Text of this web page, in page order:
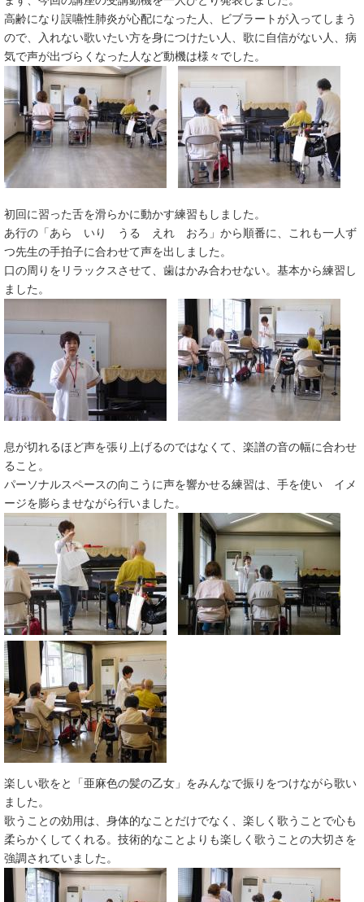
高齢になり誤嚥性肺炎が心配になった人、ビブラートが入ってしまう
ので、入れない歌いたい方を身につけたい人、歌に自信がない人、病
気で声が出づらくなった人など動機は様々でした。
初回に習った舌を滑らかに動かす練習もしました。
あ行の「あら いり うる えれ おろ」から順番に、これも一人ず
つ先生の手拍子に合わせて声を出しました。
口の周りをリラックスさせて、歯はかみ合わせない。基本から練習し
ました。
息が切れるほど声を張り上げるのではなくて、楽譜の音の幅に合わせ
ること。
パーソナルスペースの向こうに声を響かせる練習は、手を使い イメ
ージを膨らませながら行いました。
楽しい歌をと「亜麻色の髪の乙女」をみんなで振りをつけながら歌い
ました。
歌うことの効用は、身体的なことだけでなく、楽しく歌うことで心も
柔らかくしてくれる。技術的なことよりも楽しく歌うことの大切さを
強調されていました。